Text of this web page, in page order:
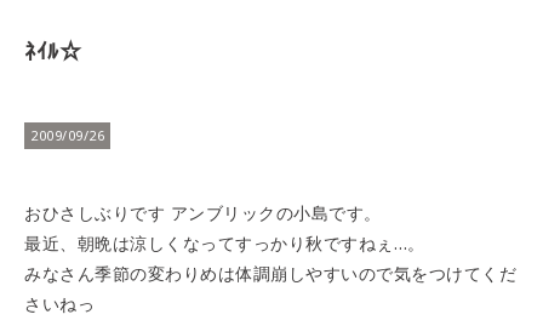
ﾈｲﾙ☆
2009/09/26
おひさしぶりです アンブリックの小島です。
最近、朝晩は涼しくなってすっかり秋ですねぇ…。
みなさん季節の変わりめは体調崩しやすいので気をつけてくだ
さいねっ